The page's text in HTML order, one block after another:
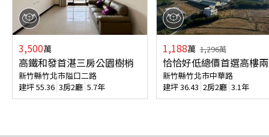
3,500萬
高鐵和發首湛三房公園樹梢
新竹縣竹北市隘口二路
建坪55.36 3房2廳 5.7年
1,188萬 1,296萬
恰恰好低總價首選高樓
新竹縣竹北市中華路
建坪36.43 2房2廳 3.1年